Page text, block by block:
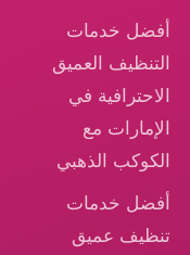
أفضل خدمات
التنظيف العميق
الاحترافية في
الإمارات مع
الكوكب الذهبي
أفضل خدمات
تنظيف عميق